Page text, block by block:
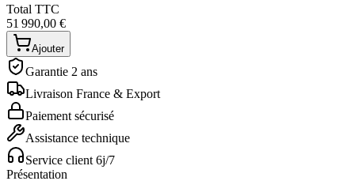
Total TTC
51 990,00 €
Ajouter
Garantie 2 ans
Livraison France & Export
Paiement sécurisé
Assistance technique
Service client 6j/7
Présentation